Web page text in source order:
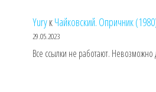
YuryкЧайковский. Опричник
29.05.2023
Все ссылки не работают. Невозможно